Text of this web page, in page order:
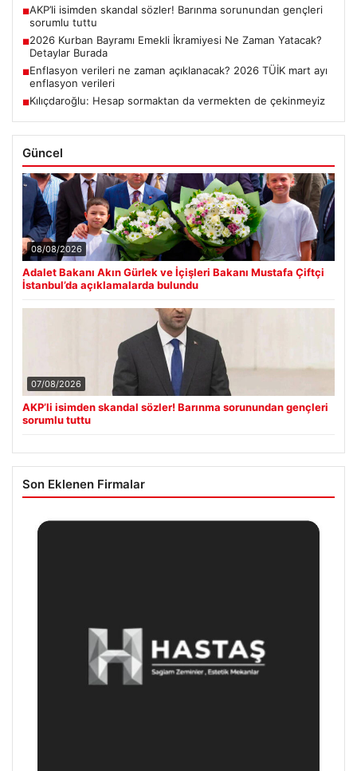
■AKP’li isimden skandal sözler! Barınma sorunundan gençleri
sorumlu tuttu
■2026 Kurban Bayramı Emekli İkramiyesi Ne Zaman Yatacak?
Detaylar Burada
■Enflasyon verileri ne zaman açıklanacak? 2026 TÜİK mart ayı
enflasyon verileri
■Kılıçdaroğlu: Hesap sormaktan da vermekten de çekinmeyiz
Güncel
08/08/2026
Adalet Bakanı Akın Gürlek ve İçişleri Bakanı Mustafa Çiftçi
İstanbul’da açıklamalarda bulundu
07/08/2026
AKP’li isimden skandal sözler! Barınma sorunundan gençleri
sorumlu tuttu
Son Eklenen Firmalar